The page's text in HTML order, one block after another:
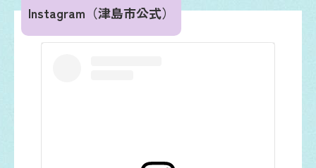
Instagram （津島市公式）